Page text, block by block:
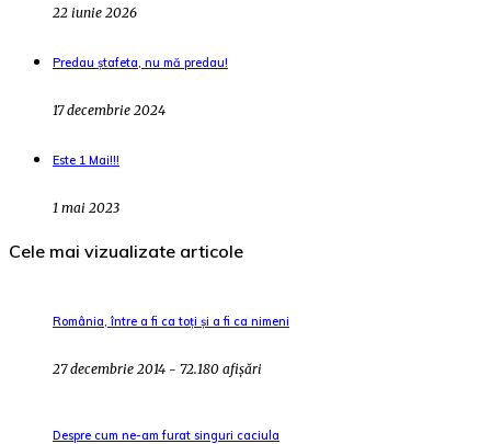
22 iunie 2026
Predau ștafeta, nu mă predau!
17 decembrie 2024
Este 1 Mai!!!
1 mai 2023
Cele mai vizualizate articole
România, între a fi ca toți și a fi ca nimeni
27 decembrie 2014 - 72.180 afișări
Despre cum ne-am furat singuri caciula